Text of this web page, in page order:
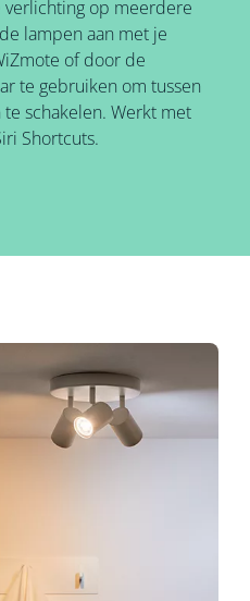
op meerdere
lampen aan met je
of door de
te gebruiken om tussen
schakelen. Werkt met
Shortcuts.